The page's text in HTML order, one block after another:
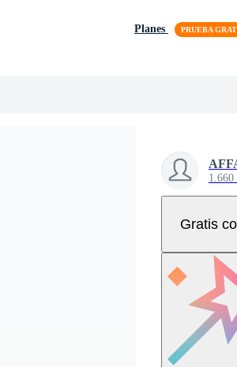
Planes
1.660
Gratis